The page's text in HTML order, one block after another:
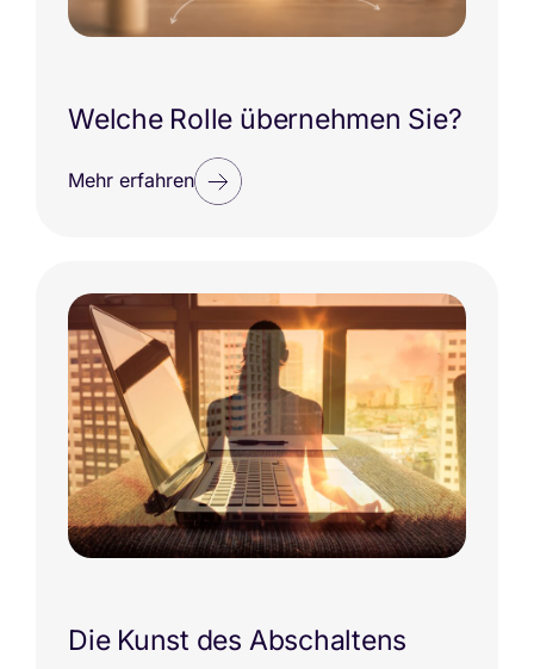
Welche Rolle übernehmen Sie?
Mehr erfahren
Die Kunst des Abschaltens